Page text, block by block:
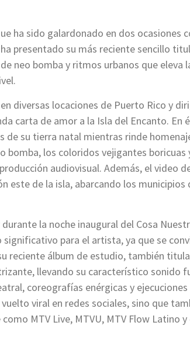
ha sido galardonado en dos ocasiones
presentado su más reciente sencillo
neo bomba y ritmos urbanos que eleva
diversas locaciones de Puerto Rico y
carta de amor a la Isla del Encanto. En
su tierra natal mientras rinde
bomba, los coloridos vejigantes boricuas
audiovisual. Además, el video
este de la isla, abarcando los municipios
la noche inaugural del Cosa
para el artista, ya que se
reciente álbum de estudio, también
llevando su característico sonido
coreografías enérgicas y
viral en redes sociales, sino que
MTV Live, MTVU, MTV Flow Latino